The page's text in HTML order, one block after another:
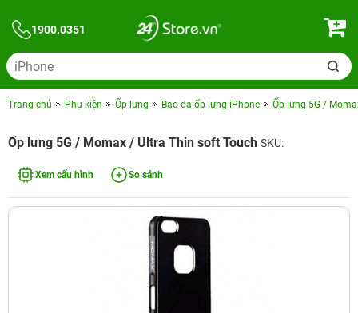
1900.0351
Trang chủ Phụ kiện Ốp lưng Bao da ốp lưng iPhone Ốp lưng 5G /
Ốp lưng 5G / Momax / Ultra Thin soft Touch SKU:
Xem cấu hình So sánh